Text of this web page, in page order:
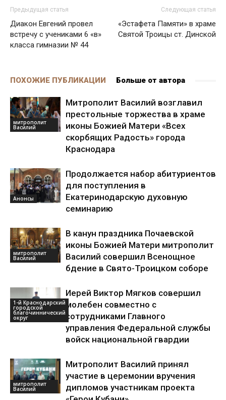
Предыдущая статья
Диакон Евгений провел
встречу с учениками 6 «в»
класса гимназии № 44
Следующая статья
«Эстафета Памяти» в храме
Святой Троицы ст. Динской
ПОХОЖИЕ ПУБЛИКАЦИИ Больше от автора
митрополит
Василий
Митрополит Василий возглавил
престольные торжества в храме
иконы Божией Матери «Всех
скорбящих Радость» города
Краснодара
Анонсы
Продолжается набор абитуриентов
для поступления в
Екатеринодарскую духовную
семинарию
митрополит
Василий
В канун праздника Почаевской
иконы Божией Матери митрополит
Василий совершил Всенощное
бдение в Свято-Троицком соборе
1-й Краснодарский
городской
благочиннический
округ
Иерей Виктор Мягков совершил
молебен совместно с
сотрудниками Главного
управления Федеральной службы
войск национальной гвардии
митрополит
Василий
Митрополит Василий принял
участие в церемонии вручения
дипломов участникам проекта